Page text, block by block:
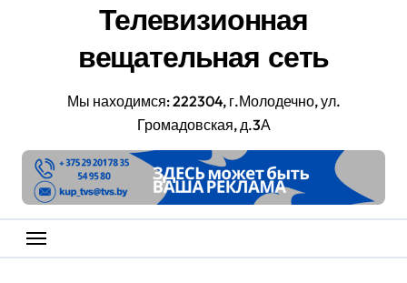
Телевизионная
вещательная сеть
Мы находимся: 222304, г.Молодечно, ул.
Громадовская, д.3А